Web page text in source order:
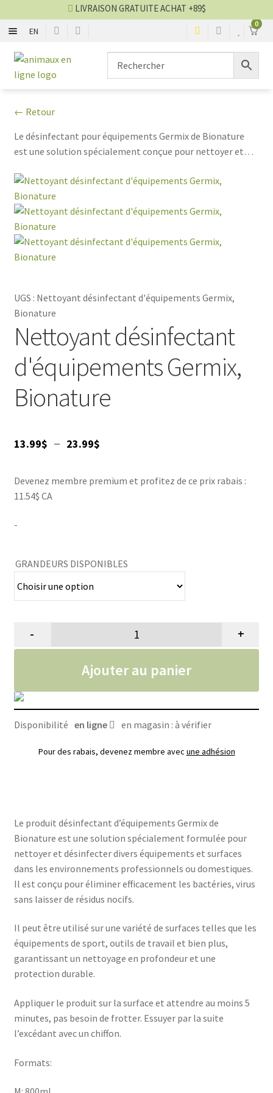
EN
0
Aller
à
Aller
au
LIVRAISON GRATUITE ACHAT +89$
CHIENS
SERVICES
PAR MARQUES
🍁 PRODUITS CANADIEN
VENTES
← Retour
Le désinfectant pour équipements Germix de Bionature
est une solution spécialement conçue pour nettoyer et
convient à une large gamme de surfaces, y compris les
équipements sportifs, les outils professionnels, et bien
d'autres encore.
UGS : Nettoyant désinfectant d'équipements Germix,
Bionature
Nettoyant désinfectant
d'équipements Germix,
Bionature
13.99$ – 23.99$Plage
prix :
Devenez membre premium et profitez de ce prix rabais :
11.54$ CA
-
GRANDEURS DISPONIBLES
quantité de Nettoyant
- +
Ajouter au panier
Disponibilité en ligne en magasin : à vérifier
Pour des rabais, devenez membre avec une adhésion
Le produit désinfectant d’équipements Germix de
Bionature est une solution spécialement formulée pour
nettoyer et désinfecter divers équipements et surfaces
dans les environnements professionnels ou domestiques.
Il est conçu pour éliminer efficacement les bactéries, virus
sans laisser de résidus nocifs.
Il peut être utilisé sur une variété de surfaces telles que les
équipements de sport, outils de travail et bien plus,
garantissant un nettoyage en profondeur et une
protection durable.
Appliquer le produit sur la surface et attendre au moins 5
minutes, pas besoin de frotter. Essuyer par la suite
l’excédant avec un chiffon.
Formats: